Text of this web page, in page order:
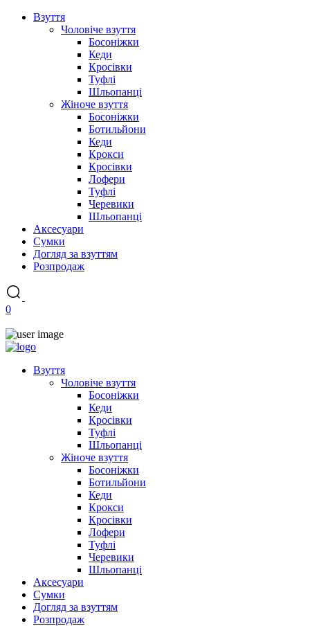
Взуття
Чоловіче взуття
Босоніжки
Кеди
Кросівки
Туфлі
Шльопанці
Жіноче взуття
Босоніжки
Ботильйони
Кеди
Крокси
Кросівки
Лофери
Туфлі
Черевики
Шльопанці
Аксесуари
Сумки
Догляд за взуттям
Розпродаж
0
Взуття
Чоловіче взуття
Босоніжки
Кеди
Кросівки
Туфлі
Шльопанці
Жіноче взуття
Босоніжки
Ботильйони
Кеди
Крокси
Кросівки
Лофери
Туфлі
Черевики
Шльопанці
Аксесуари
Сумки
Догляд за взуттям
Розпродаж